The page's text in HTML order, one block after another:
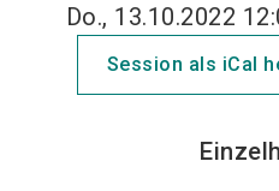
Do., 13.10.2022
Session als iCal